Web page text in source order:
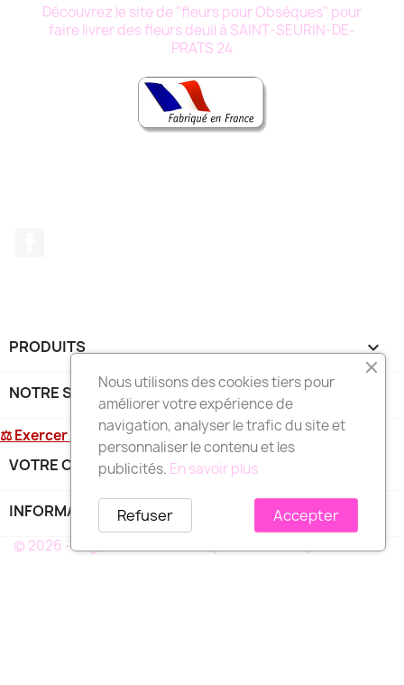
Découvrez le site de "fleurs pour Obsèques" pour
faire livrer des fleurs deuil à SAINT-SEURIN-DE-
PRATS 24
PRODUITS 
NOTRE SOCIÉTÉ
⚖ Exercer mon droit de rétractation
VOTRE COMPTE
INFORMATIONS
© 2026 - Logiciel e-commerce par PrestaShop™
Nous utilisons des cookies tiers pour
améliorer votre expérience de
navigation, analyser le trafic du site et
personnaliser le contenu et les
publicités. En savoir plus
Accepter
Refuser